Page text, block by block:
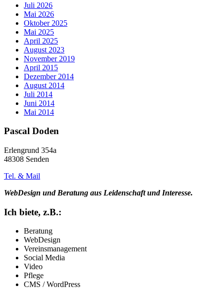
Juli 2026
Mai 2026
Oktober 2025
Mai 2025
April 2025
August 2023
November 2019
April 2015
Dezember 2014
August 2014
Juli 2014
Juni 2014
Mai 2014
Pascal Doden
Erlengrund 354a
48308 Senden
Tel. & Mail
WebDesign und Beratung aus Leidenschaft und Interesse.
Ich biete, z.B.:
Beratung
WebDesign
Vereinsmanagement
Social Media
Video
Pflege
CMS / WordPress